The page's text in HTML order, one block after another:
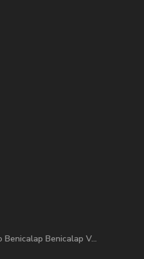
Benicalap Benicalap V...